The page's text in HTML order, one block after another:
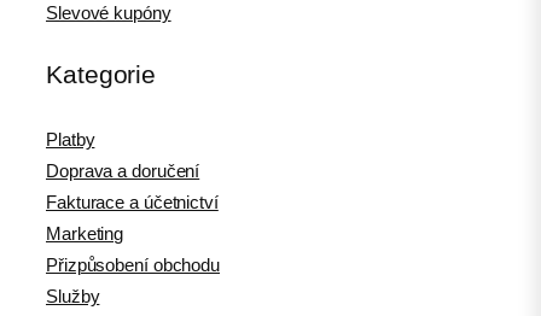
Slevové kupóny
Kategorie
Platby
Doprava a doručení
Fakturace a účetnictví
Marketing
Přizpůsobení obchodu
Služby